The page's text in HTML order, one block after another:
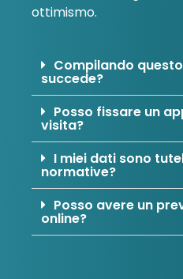
ottimismo.
Compilando
succede?
Posso fissare un
visita?
I miei dati sono
normative?
Posso avere un
online?